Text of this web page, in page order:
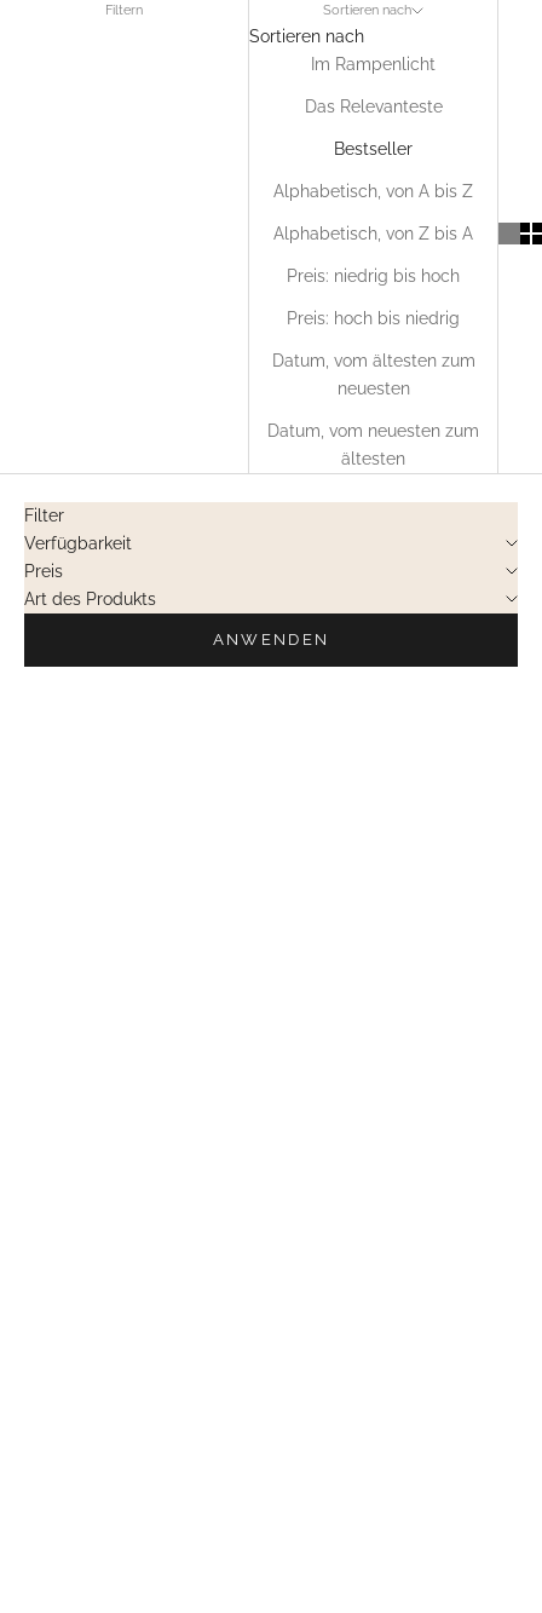
Filtern Sortieren nach
Sortieren nach
Im Rampenlicht
Das Relevanteste
Bestseller
Alphabetisch, von A bis Z
Alphabetisch, von Z bis A
Preis: niedrig bis hoch
Preis: hoch bis niedrig
Datum, vom ältesten zum
neuesten
Datum, vom neuesten zum
ältesten
Filter
Verfügbarkeit
Preis
Art des Produkts
ANWENDEN